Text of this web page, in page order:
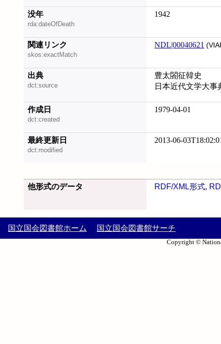
没年
rda:dateOfDeath
1942
関連リンク
skos:exactMatch
NDL|00040621
出典
dct:source
豊太閤征韓史
日本近代文学大事
作成日
dct:created
1979-04-01
最終更新日
dct:modified
2013-06-
他形式のデータ RDF/XML形式,
国立国会図書館ホーム 国立国会図書館サーチ
Copyright ©